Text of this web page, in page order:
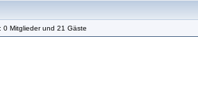
0 Mitglieder und 21 Gäste